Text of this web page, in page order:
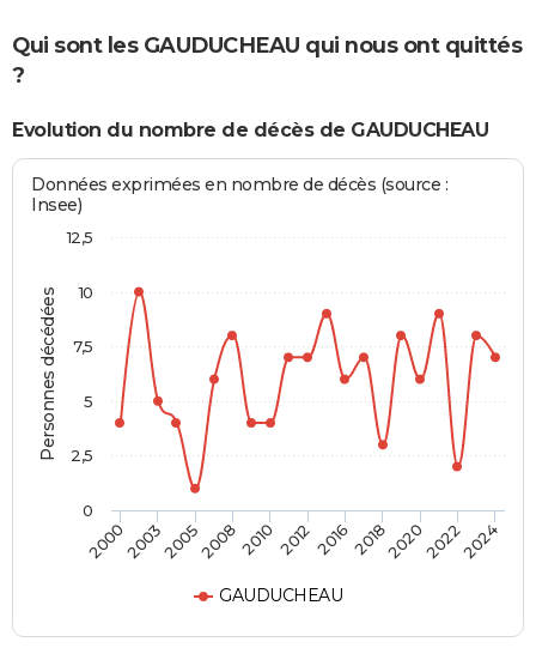
Qui sont les GAUDUCHEAU qui nous ont quittés
?
Evolution du nombre de décès de GAUDUCHEAU
Personnes décédées
Données exprimées en nombre de décès (source :
Insee)
GAUDUCHEAU
20002003200520082010 201220162018202020222024
0
2,5
5
7,5
10
12,5